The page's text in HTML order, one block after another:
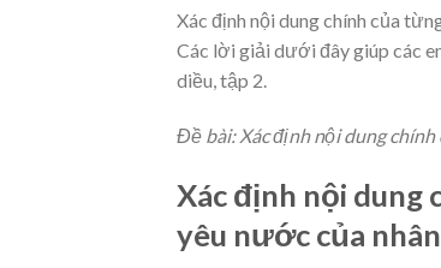
Xác định nội dung chính của
Các lời giải dưới đây giúp các
diều, tập 2.
Đề bài: Xác định nội dung
Xác định nội dung
yêu nước của